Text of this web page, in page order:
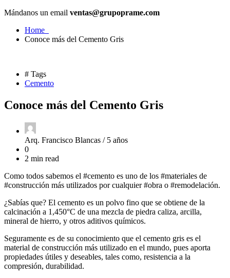
Mándanos un email ventas@grupoprame.com
Home
Conoce más del Cemento Gris
# Tags
Cemento
Conoce más del Cemento Gris
Arq. Francisco Blancas / 5 años
0
2 min read
Como todos sabemos el #cemento es uno de los #materiales de
#construcción más utilizados por cualquier #obra o #remodelación.
¿Sabías que? El cemento es un polvo fino que se obtiene de la
calcinación a 1,450°C de una mezcla de piedra caliza, arcilla,
mineral de hierro, y otros aditivos químicos.
Seguramente es de su conocimiento que el cemento gris es el
material de construcción más utilizado en el mundo, pues aporta
propiedades útiles y deseables, tales como, resistencia a la
compresión, durabilidad.